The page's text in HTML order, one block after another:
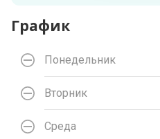
График
Понедельник
Вторник
Среда